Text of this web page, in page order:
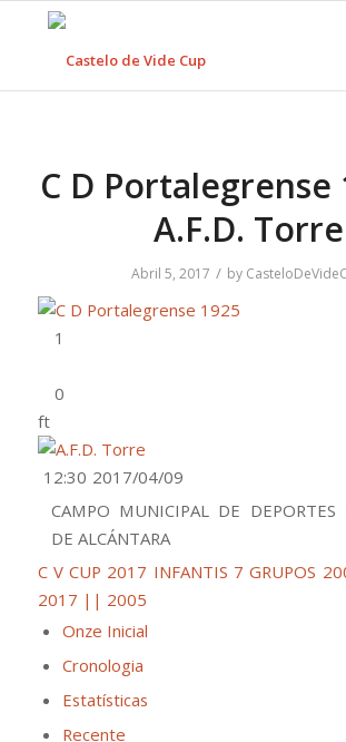
C D Portalegrense
A.F.D. Torre
Abril 5, 2017 / by
ft
2017/04/09
12:30
CAMPO MUNICIPAL DE DEPORTES
DE ALCÁNTARA
C V CUP 2017 INFANTIS 7 GRUPOS
2017 || 2005
Onze Inicial
Cronologia
Estatísticas
Recente